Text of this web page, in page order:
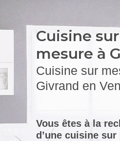
Cuisine sur
mesure à
Cuisine sur
Givrand en
Vous êtes à la
d’une cuisine sur